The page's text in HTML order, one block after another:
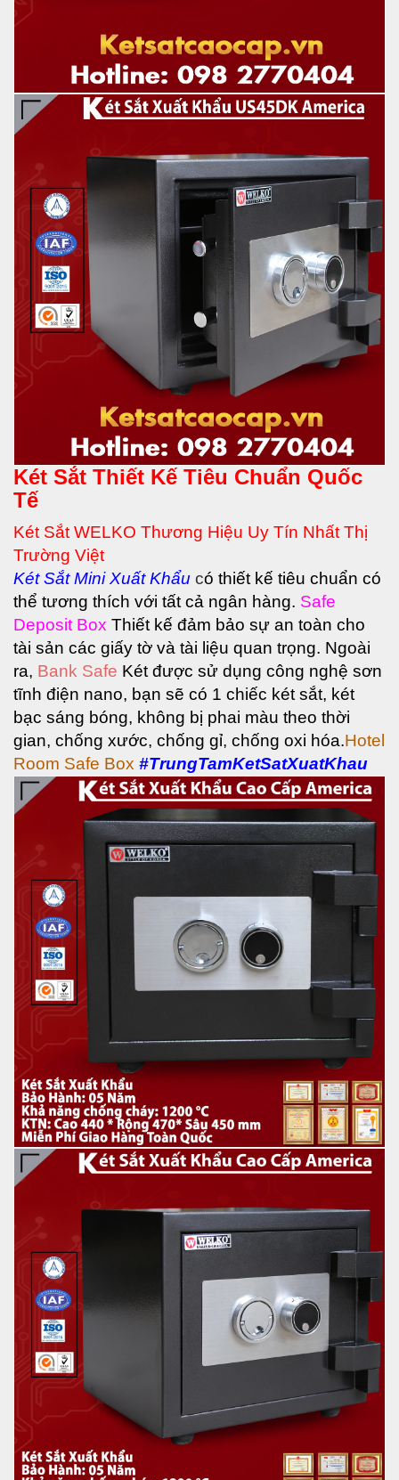
Két Sắt Thiết Kế Tiêu Chuẩn Quốc
Tế
Két Sắt WELKO Thương Hiệu Uy Tín Nhất Thị
Trường Việt
Két SắtMini Xuất Khẩu có thiết kế tiêu chuẩn có
thể tương thích với tất cả ngân hàng. Safe
Deposit Box Thiết kế đảm bảo sự an toàn cho
tài sản các giấy tờ và tài liệu quan trọng. Ngoài
ra, Bank Safe Két được sử dụng công nghệ sơn
tĩnh điện nano, bạn sẽ có 1 chiếc két sắt, két
bạc sáng bóng, không bị phai màu theo thời
gian, chống xước, chống gỉ, chống oxi hóa.Hotel
Room Safe Box #TrungTamKetSatXuatKhau